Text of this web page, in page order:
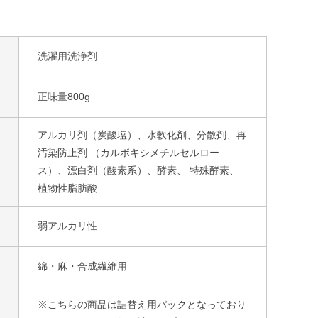
洗濯用洗浄剤
正味量800g
アルカリ剤（炭酸塩）、水軟化剤、分散剤、再
汚染防止剤 （カルボキシメチルセルロー
ス）、漂白剤（酸素系）、酵素、 特殊酵素、
植物性脂肪酸
弱アルカリ性
綿・麻・合成繊維用
※こちらの商品は詰替え用パックとなっており